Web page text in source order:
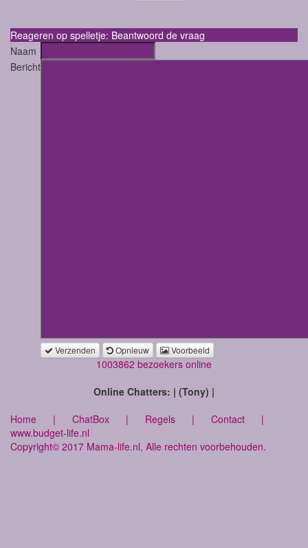
Reageren op spelletje: Beantwoord de vraag
Naam
Bericht
Verzenden Opnieuw Voorbeeld
1003862 bezoekers online
Online Chatters: | (Tony) |
Home | ChatBox | Regels | Contact |
www.budget-life.nl
Copyright© 2017 Mama-life.nl, Alle rechten voorbehouden.